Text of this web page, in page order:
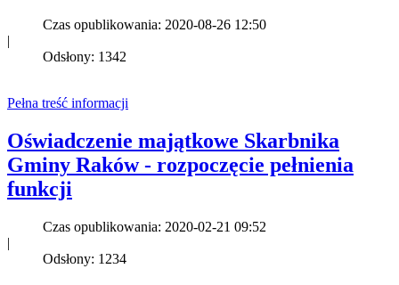
Czas opublikowania: 2020-08-26 12:50
|
Odsłony: 1342
Pełna treść informacji
Oświadczenie majątkowe Skarbnika
Gminy Raków - rozpoczęcie pełnienia
funkcji
Czas opublikowania: 2020-02-21 09:52
|
Odsłony: 1234